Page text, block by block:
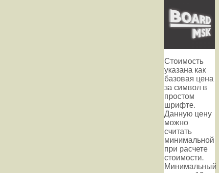
Стоимость
указана как
базовая цена
за символ в
простом
шрифте.
Данную цену
можно
считать
минимальной
при расчете
стоимости.
Минимальный